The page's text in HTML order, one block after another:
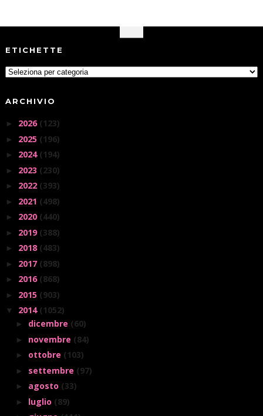
ETICHETTE
ARCHIVIO
► 2026 (123)
► 2025 (196)
► 2024 (194)
► 2023 (230)
► 2022 (393)
► 2021 (498)
► 2020 (440)
► 2019 (388)
► 2018 (483)
► 2017 (898)
► 2016 (868)
► 2015 (903)
▼ 2014 (1052)
► dicembre (60)
► novembre (84)
► ottobre (103)
► settembre (97)
► agosto (33)
► luglio (89)